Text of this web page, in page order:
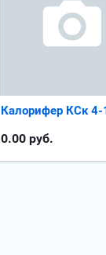
Калорифер КСк 4-
0.00 руб.